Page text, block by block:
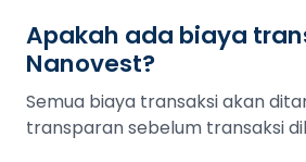
Apakah ada biaya
Nanovest?
Semua biaya transaksi akan
transparan sebelum transaksi